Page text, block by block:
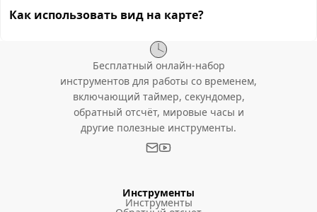
Как использовать вид на карте?
Бесплатный онлайн-набор
инструментов для работы со временем,
включающий таймер, секундомер,
обратный отсчёт, мировые часы и
другие полезные инструменты.
Инструменты
Инструменты